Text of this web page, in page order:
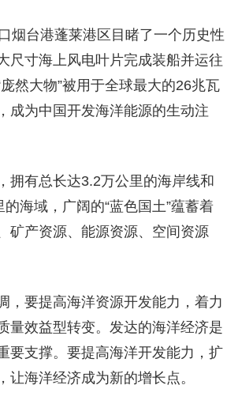
烟台港蓬莱港区目睹了一个历史性
寸海上风电叶片完成装船并运往
然大物”被用于全球最大的26兆瓦
成为中国开发海洋能源的生动注
拥有总长达3.2万公里的海岸线和
海域，广阔的“蓝色国土”蕴蓄着
矿产资源、能源资源、空间资源
，要提高海洋资源开发能力，着力
量效益型转变。发达的海洋经济是
要支撑。要提高海洋开发能力，扩
让海洋经济成为新的增长点。